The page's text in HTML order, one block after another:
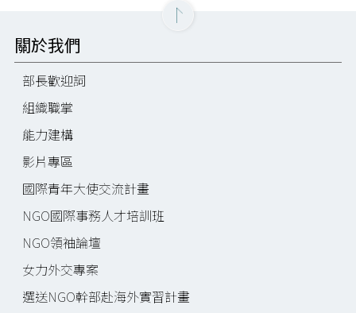
關於我們
部長歡迎詞
組織職掌
能力建構
影片專區
國際青年大使交流計畫
NGO國際事務人才培訓班
NGO領袖論壇
女力外交專案
選送NGO幹部赴海外實習計畫